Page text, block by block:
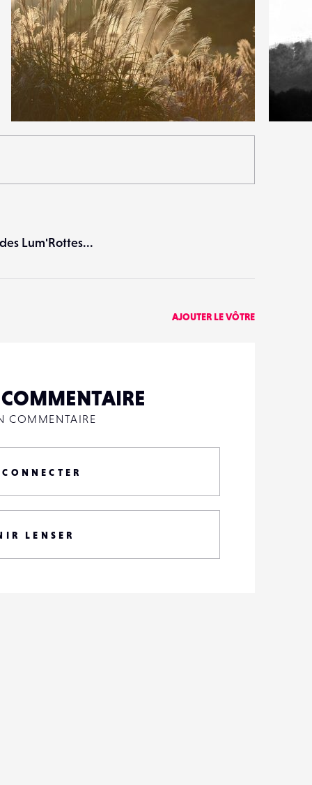
24
Lum'Rottes...
AJOUTER LE VÔTRE
COMMENTAIRE
LENSER